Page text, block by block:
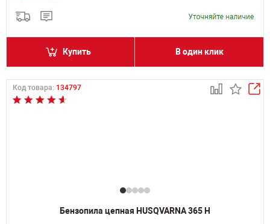
Купить В один клик
Код товара: 134797
Бензопила цепная HUSQVARNA 365 H